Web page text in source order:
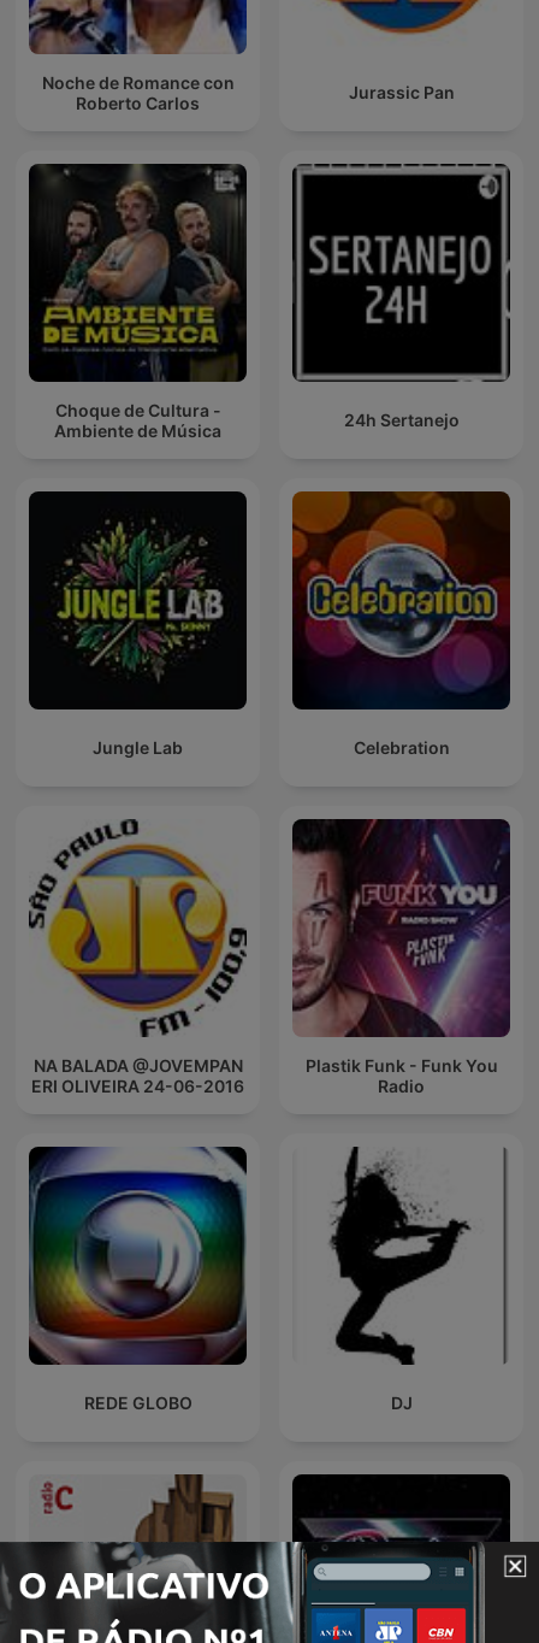
Noche de Romance con
Roberto Carlos
Jurassic Pan
Choque de Cultura -
Ambiente de Música
24h Sertanejo
Jungle Lab Celebration
NA BALADA @JOVEMPAN
ERI OLIVEIRA 24-06-2016
Plastik Funk - Funk You
Radio
REDE GLOBO DJ